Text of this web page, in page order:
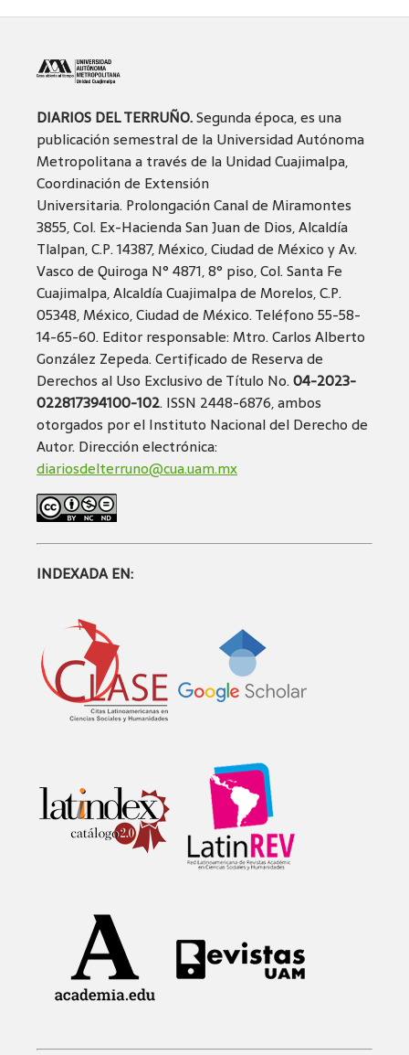
DIARIOS DEL TERRUÑO.Segunda época, es una
publicación semestral de la Universidad Autónoma
Metropolitana a través de la Unidad Cuajimalpa,
Coordinación de Extensión
Universitaria. Prolongación Canal de Miramontes
3855, Col. Ex-Hacienda San Juan de Dios, Alcaldía
Tlalpan, C.P. 14387, México, Ciudad de México y Av.
Vasco de Quiroga N° 4871, 8° piso, Col. Santa Fe
Cuajimalpa, Alcaldía Cuajimalpa de Morelos, C.P.
05348, México, Ciudad de México. Teléfono 55-58-
14-65-60. Editor responsable: Mtro. Carlos Alberto
González Zepeda. Certificado de Reserva de
Derechos al Uso Exclusivo de Título No.04-2023-
022817394100-102. ISSN 2448-6876, ambos
otorgados por el Instituto Nacional del Derecho de
Autor. Dirección electrónica:
diariosdelterruno@cua.uam.mx
INDEXADA EN: